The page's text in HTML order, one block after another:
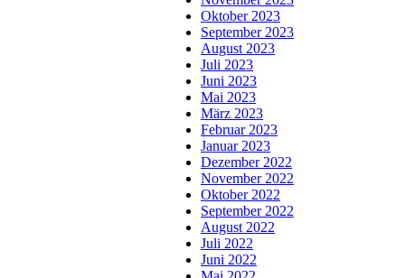
Oktober 2023
September 2023
August 2023
Juli 2023
Juni 2023
Mai 2023
März 2023
Februar 2023
Januar 2023
Dezember 2022
November 2022
Oktober 2022
September 2022
August 2022
Juli 2022
Juni 2022